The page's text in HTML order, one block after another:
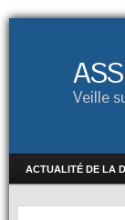
Veille
ACTUALITÉ DE LA